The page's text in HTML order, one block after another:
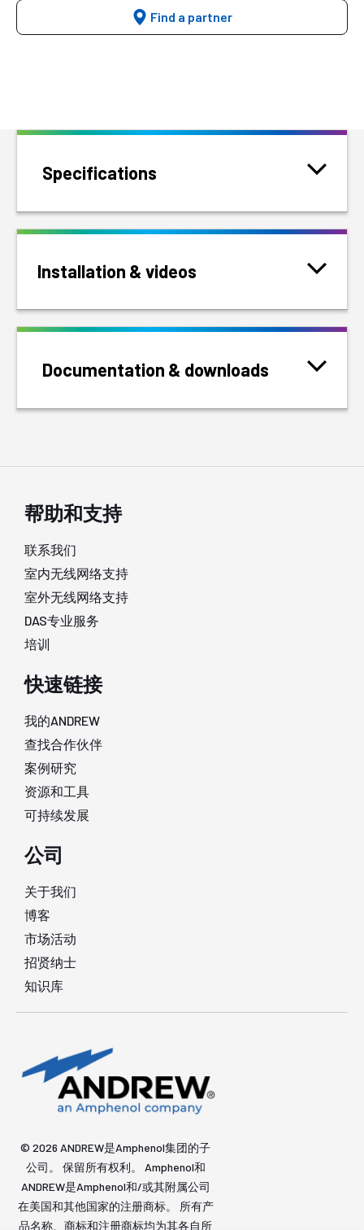
Find a partner
Specifications
Installation & videos
Documentation & downloads
帮助和支持
联系我们
室内无线网络支持
室外无线网络支持
DAS专业服务
培训
快速链接
我的ANDREW
查找合作伙伴
案例研究
资源和工具
可持续发展
公司
关于我们
博客
市场活动
招贤纳士
知识库
© 2026 ANDREW是Amphenol集团的子
公司。 保留所有权利。 Amphenol和
ANDREW是Amphenol和/或其附属公司
在美国和其他国家的注册商标。 所有产
品名称、商标和注册商标均为其各自所